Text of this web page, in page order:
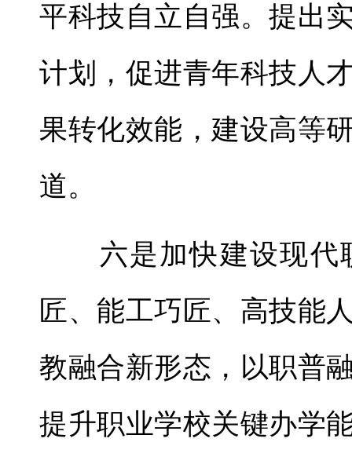
平科技自立自强。提出
计划，促进青年科技人
果转化效能，建设高等
道。
六是加快建设现代
匠、能工巧匠、高技能
教融合新形态，以职普
提升职业学校关键办学